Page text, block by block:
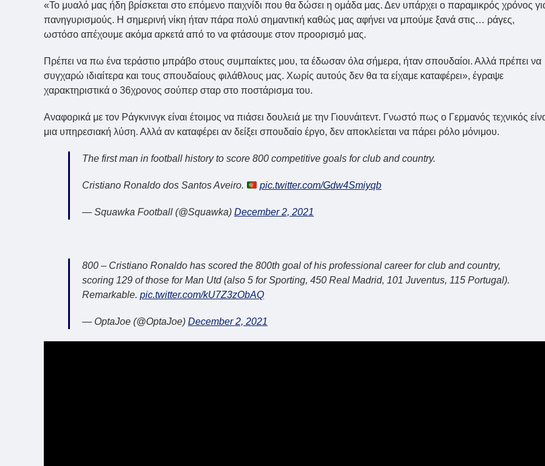
«Το μυαλό μας ήδη βρίσκεται στο επόμενο παιχνίδι που θα δώσει η ομάδα μας. Δεν υπάρχει ο παραμικρός χρόνος
πανηγυρισμούς. Η σημερινή νίκη ήταν πάρα πολύ σημαντική καθώς μας αφήνει να μπούμε ξανά στις… ράγες,
ωστόσο απέχουμε ακόμα αρκετά από το να φτάσουμε στον προορισμό μας.
Πρέπει να πω ένα τεράστιο μπράβο στους συμπαίκτες μου, τα έδωσαν όλα σήμερα, ήταν σπουδαίοι. Αλλά πρέπει να
συγχαρώ ιδιαίτερα και τους σπουδαίους φιλάθλους μας. Χωρίς αυτούς δεν θα τα είχαμε καταφέρει», έγραψε
χαρακτηριστικά ο 36χρονος σούπερ σταρ στο ποστάρισμα του.
Αναφορικά με τον Ράγκνινγκ είναι έτοιμος να πιάσει δουλειά με την Γιουνάιτεντ. Γνωστό πως ο Γερμανός τεχνικός
μια υπηρεσιακή λύση. Αλλά αν καταφέρει αν δείξει σπουδαίο έργο, δεν αποκλείεται να πάρει ρόλο μόνιμου.
The first man in football history to score 800 competitive goals for club and country.
Cristiano Ronaldo dos Santos Aveiro. pic.twitter.com/Gdw4Smiyqb
— Squawka Football (@Squawka) December 2, 2021
800 – Cristiano Ronaldo has scored the 800th goal of his professional career for club and country,
scoring 129 of those for Man Utd (also 5 for Sporting, 450 Real Madrid, 101 Juventus, 115 Portugal).
Remarkable. pic.twitter.com/kU7Z3zObAQ
— OptaJoe (@OptaJoe) December 2, 2021